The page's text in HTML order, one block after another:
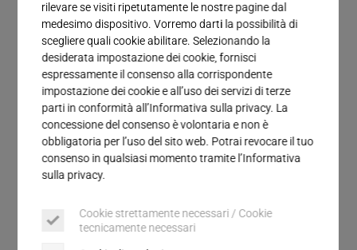
rilevare se visiti ripetutamente le nostre pagine dal
medesimo dispositivo. Vorremo darti la possibilità di
scegliere quali cookie abilitare. Selezionando la
desiderata impostazione dei cookie, fornisci
espressamente il consenso alla corrispondente
impostazione dei cookie e all’uso dei servizi di terze
parti in conformità all’Informativa sulla privacy. La
concessione del consenso è volontaria e non è
obbligatoria per l’uso del sito web. Potrai revocare il tuo
consenso in qualsiasi momento tramite l’Informativa
sulla privacy.
Cookie strettamente necessari / Cookie
tecnicamente necessari
Nella saldatura a ultrasuoni vengono principalmente
impiegati metalli non ferrosi come alluminio,
argento, rame e nichel; i composti di rame-alluminio
rappresentano il 90% delle applicazioni. Si tratta
principalmente della saldatura dibatteriee di
connessioni di cavi e terminalinell’industria
elettricaeautomobilistica, dove disporre di un
metodo di saldatura altamente preciso e affidabile
è un fattore cruciale.
Metalli non ferrosi sono tutti i metalli puri a
eccezione del ferro, così come le leghe